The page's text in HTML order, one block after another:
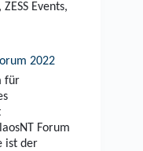
, ZESS Events,
2022
für
Forum
ist der